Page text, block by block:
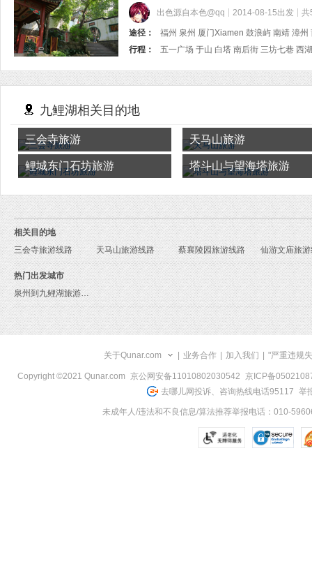
出色源自本色@qq 2014-08-15出发 共
途径：
福州 泉州 厦门Xiamen 鼓浪屿 南靖 漳州
行程：
九鲤湖相关目的地
三会寺旅游 天马山旅游
鲤城东门石坊旅游 塔斗山与望海塔旅游
相关目的地
三会寺旅游线路
天马山旅游线路 蔡襄陵园旅游线路 仙游文庙旅
热门出发城市
泉州到九鲤湖旅游报价
关于Qunar.com 业务合作 加入我们 "严重违规
Copyright ©2021 Qunar.com 京公网安备11010802030542
京ICP备
去哪儿网投诉、咨询热线电话95117 举
未成年人/违法和不良信息/算法推荐举报电话：010-